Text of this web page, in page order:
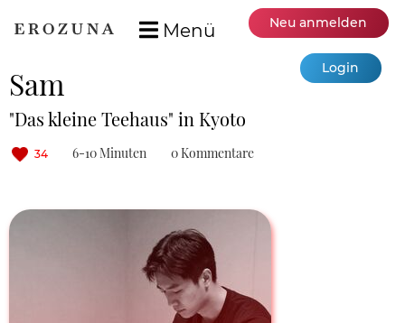
Menü Neu anmelden
Login
Sam
"Das kleine Teehaus" in Kyoto
34 6-10 Minuten 0 Kommentare